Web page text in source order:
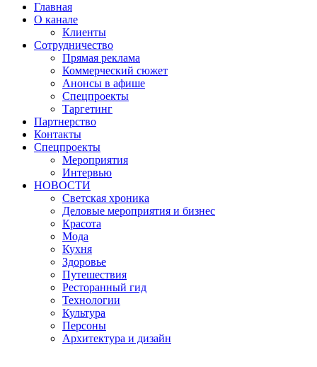
Главная
О канале
Клиенты
Сотрудничество
Прямая реклама
Коммерческий сюжет
Анонсы в афише
Cпецпроекты
Таргетинг
Партнерство
Контакты
Спецпроекты
Мероприятия
Интервью
НОВОСТИ
Светская хроника
Деловые мероприятия и бизнес
Красота
Мода
Кухня
Здоровье
Путешествия
Ресторанный гид
Технологии
Культура
Персоны
Архитектура и дизайн